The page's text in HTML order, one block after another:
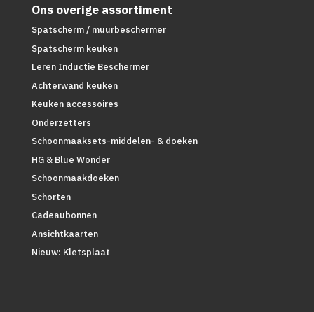
Ons overige assortiment
Spatscherm / muurbeschermer
Spatscherm keuken
Leren Inductie Beschermer
Achterwand keuken
Keuken accessoires
Onderzetters
Schoonmaaksets-middelen- & doeken
HG & Blue Wonder
Schoonmaakdoeken
Schorten
Cadeaubonnen
Ansichtkaarten
Nieuw: Kletsplaat